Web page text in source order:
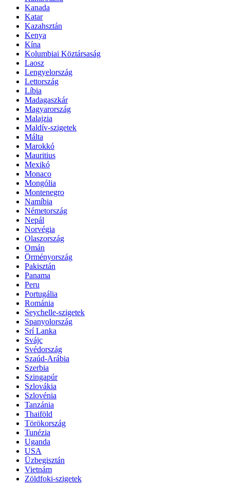
Kanada
Katar
Kazahsztán
Kenya
Kína
Kolumbiai Köztársaság
Laosz
Lengyelország
Lettország
Líbia
Madagaszkár
Magyarország
Malajzia
Maldív-szigetek
Málta
Marokkó
Mauritius
Mexikó
Monaco
Mongólia
Montenegro
Namíbia
Németország
Nepál
Norvégia
Olaszország
Omán
Örményország
Pakisztán
Panama
Peru
Portugália
Románia
Seychelle-szigetek
Spanyolország
Srí Lanka
Svájc
Svédország
Szaúd-Arábia
Szerbia
Szingapúr
Szlovákia
Szlovénia
Tanzánia
Thaiföld
Törökország
Tunézia
Uganda
USA
Üzbegisztán
Vietnám
Zöldfoki-szigetek